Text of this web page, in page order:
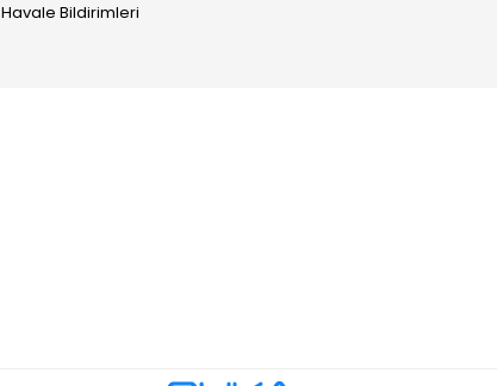
Havale Bildirimleri